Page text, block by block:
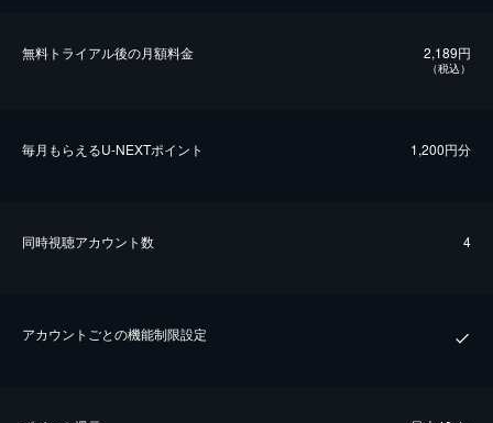
無料トライアル後の⽉額料金 2,189円
（税込）
毎⽉もらえるU-NEXTポイント 1,200円分
同時視聴アカウント数 4
アカウントごとの機能制限設定